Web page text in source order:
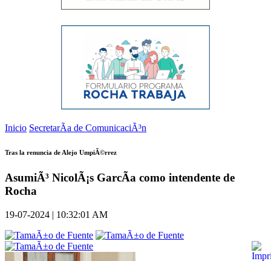
Inicio SecretarÃ­a de ComunicaciÃ³n
Tras la renuncia de Alejo UmpiÃ©rrez
AsumiÃ³ NicolÃ¡s GarcÃ­a como intendente de
Rocha
19-07-2024 | 10:32:01 AM